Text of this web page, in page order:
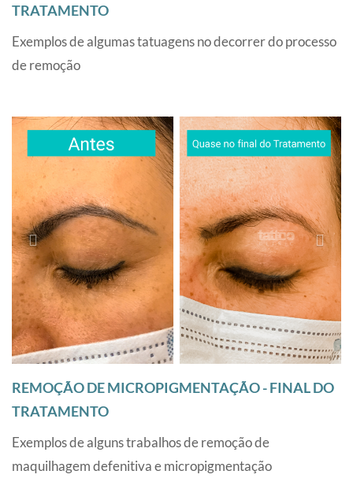
TRATAMENTO
Exemplos de algumas tatuagens no decorrer do processo
de remoção
REMOÇÃO DE MICROPIGMENTAÇÃO - FINAL DO
TRATAMENTO
Exemplos de alguns trabalhos de remoção de
maquilhagem defenitiva e micropigmentação